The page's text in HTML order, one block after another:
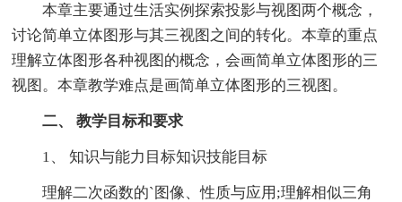
本章主要通过生活实例探索投影与视图两个概念，
讨论简单立体图形与其三视图之间的转化。本章的重点
理解立体图形各种视图的概念，会画简单立体图形的三
视图。本章教学难点是画简单立体图形的三视图。
二、 教学目标和要求
1、 知识与能力目标知识技能目标
理解二次函数的`图像、性质与应用;理解相似三角